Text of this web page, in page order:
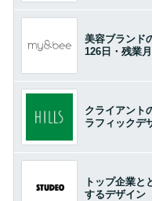
美容ブランド
126日・残業
クライアント
ラフィックデ
トップ企業と
するデザイン